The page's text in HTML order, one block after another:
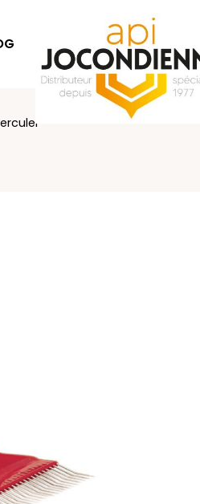
SÉLECTION CADEAUX